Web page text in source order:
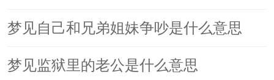
什么意思
梦见自己和兄弟姐妹争吵是什么意思
梦见监狱里的老公是什么意思